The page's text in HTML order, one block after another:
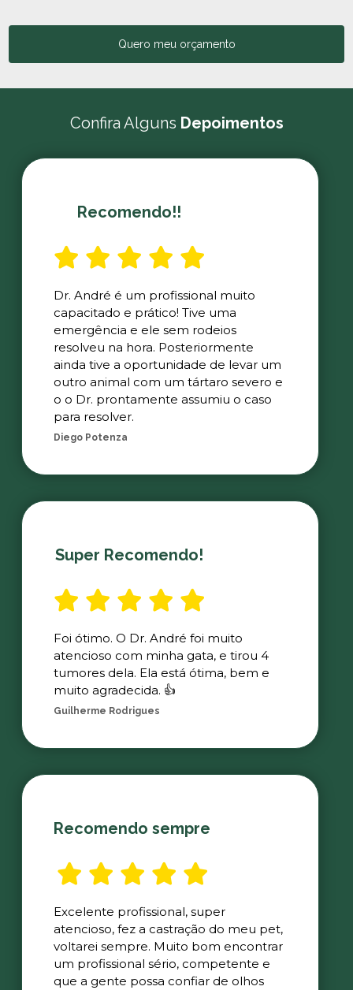
Quero meu orçamento
Confira Alguns Depoimentos
Recomendo!!
Dr. André é um profissional muito
capacitado e prático! Tive uma
emergência e ele sem rodeios
resolveu na hora. Posteriormente
ainda tive a oportunidade de levar um
outro animal com um tártaro severo e
o o Dr. prontamente assumiu o caso
para resolver.
Diego Potenza
Super Recomendo!
Foi ótimo. O Dr. André foi muito
atencioso com minha gata, e tirou 4
tumores dela. Ela está ótima, bem e
muito agradecida. 👍
Guilherme Rodrigues
Recomendo sempre
Excelente profissional, super
atencioso, fez a castração do meu pet,
voltarei sempre. Muito bom encontrar
um profissional sério, competente e
que a gente possa confiar de olhos